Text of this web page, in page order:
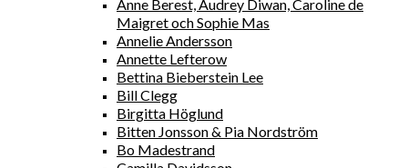
Anne Berest, Audrey Diwan, Caroline de
Maigret och Sophie Mas
Annelie Andersson
Annette Lefterow
Bettina Bieberstein Lee
Bill Clegg
Birgitta Höglund
Bitten Jonsson & Pia Nordström
Bo Madestrand